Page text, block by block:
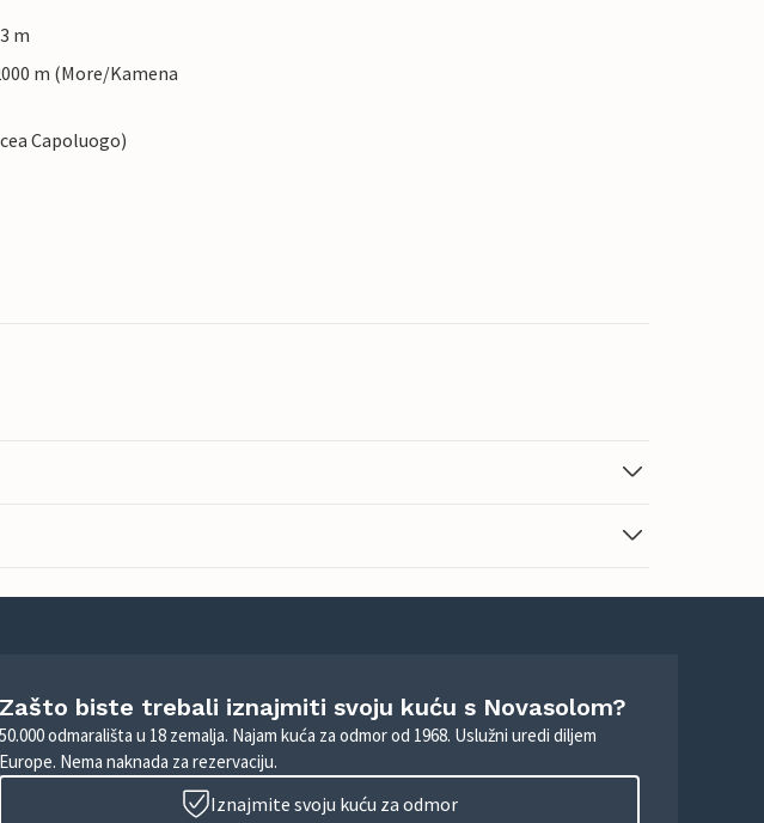
m
m (More/Kamena
Capoluogo)
Zašto biste trebali iznajmiti svoju kuću s Novasolom?
50.000 odmarališta u 18 zemalja. Najam kuća za odmor od 1968. Uslužni uredi diljem
Europe. Nema naknada za rezervaciju.
Iznajmite svoju kuću za odmor